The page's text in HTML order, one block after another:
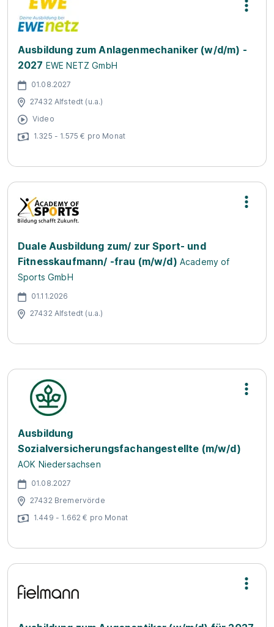
Ausbildung zum Anlagenmechaniker (w/d/m) -
2027 EWE NETZ GmbH
01.08.2027
27432 Alfstedt (u.a.)
Video
1.325 - 1.575 € pro Monat
Duale Ausbildung zum/ zur Sport- und
Fitnesskaufmann/ -frau (m/w/d) Academy of
Sports GmbH
01.11.2026
27432 Alfstedt (u.a.)
Ausbildung
Sozialversicherungsfachangestellte (m/w/d)
AOK Niedersachsen
01.08.2027
27432 Bremervörde
1.449 - 1.662 € pro Monat